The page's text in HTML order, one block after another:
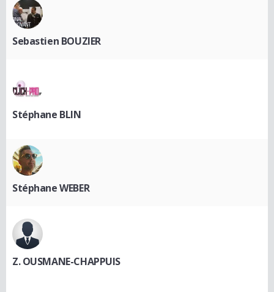
Sebastien BOUZIER
Stéphane BLIN
Stéphane WEBER
Z. OUSMANE-CHAPPUIS